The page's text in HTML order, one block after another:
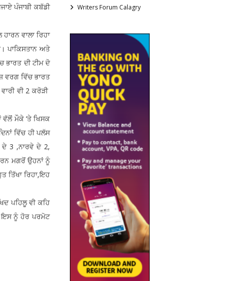
ਪੰਜਾਬੀ ਕਬੱਡੀ
ਵਾਲਾ ਰਿਹਾ
ਪਾਕਿਸਤਾਨ ਅਤੇ
ਭਾਰਤ ਦੀ ਟੀਮ ਦੋ
ਵਰਗ ਵਿੱਚ ਭਾਰਤ
ਵੀ 2 ਕਰੋੜੀ
ਮੌਕੇ ‘ਤੇ ਖਿਸਕ
ਵਿੱਚ ਹੀ ਪਲੱਸ
3 ,ਨਾਰਵੇ ਦੇ 2,
ਮਗਰੋਂ ਉਹਨਾਂ ਨੂੰ
ਤਿੱਖਾ ਰਿਹਾ,ਇਹ
ਪਹਿਲੂ ਵੀ ਕਹਿ
ਇਸ ਨੂੰ ਹੋਰ ਪਰਮੋਟ
Writers Forum Calagry